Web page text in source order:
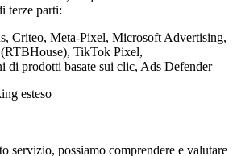
terze parti:
Criteo, Meta-Pixel, Microsoft Advertising,
TikTok Pixel,
di prodotti basate sui clic, Ads Defender
esteso
servizio, possiamo comprendere e valutare